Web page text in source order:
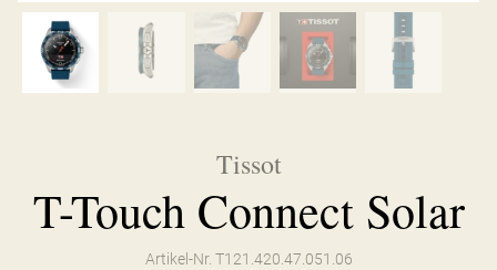
Tissot
T-Touch Connect Solar
Artikel-Nr. T121.420.47.051.06